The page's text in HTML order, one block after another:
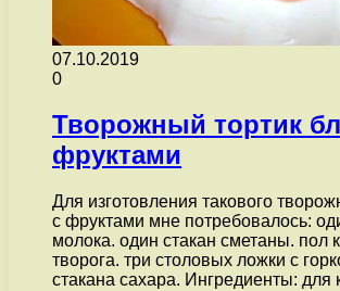
07.10.2019
0
Творожный тортик
фруктами
Для изготовления такового
с фруктами мне потребовалось:
молока. один стакан сметаны. пол
творога. три столовых ложки с
стакана сахара. Ингредиенты: